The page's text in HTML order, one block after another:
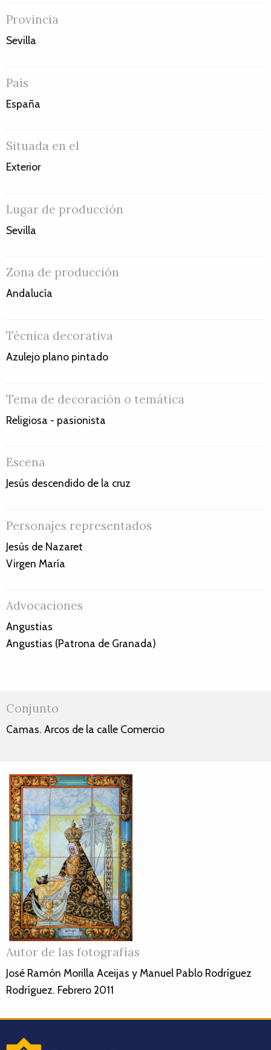
Provincia
Sevilla
País
España
Situada en el
Exterior
Lugar de producción
Sevilla
Zona de producción
Andalucía
Técnica decorativa
Azulejo plano pintado
Tema de decoración o temática
Religiosa - pasionista
Escena
Jesús descendido de la cruz
Personajes representados
Jesús de Nazaret
Virgen María
Advocaciones
Angustias
Angustias (Patrona de Granada)
Conjunto
Camas. Arcos de la calle Comercio
Autor de las fotografías
José Ramón Morilla Aceijas y Manuel Pablo Rodríguez
Rodríguez. Febrero 2011